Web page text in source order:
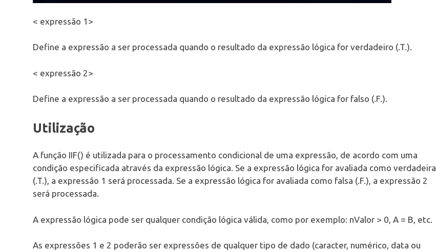
< expressão 1>
Define a expressão a ser processada quando o resultado da expressão lógica for verdadeiro (.T.).
< expressão 2>
Define a expressão a ser processada quando o resultado da expressão lógica for falso (.F.).
Utilização
A função IIF() é utilizada para o processamento condicional de uma expressão, de acordo com uma
condição especificada através da expressão lógica. Se a expressão lógica for avaliada como verdadeira
(.T.), a expressão 1 será processada. Se a expressão lógica for avaliada como falsa (.F.), a expressão 2
será processada.
A expressão lógica pode ser qualquer condição lógica válida, como por exemplo: nValor > 0, A = B, etc.
As expressões 1 e 2 poderão ser expressões de qualquer tipo de dado (caracter, numérico, data ou